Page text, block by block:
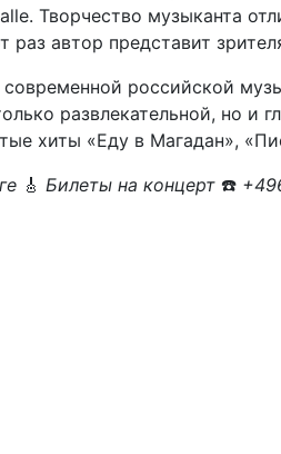
Творчество музыканта
раз автор представит
российской
развлекательной, но и
хиты «Еду в Магадан»,
🎸 Билеты на концерт ☎️